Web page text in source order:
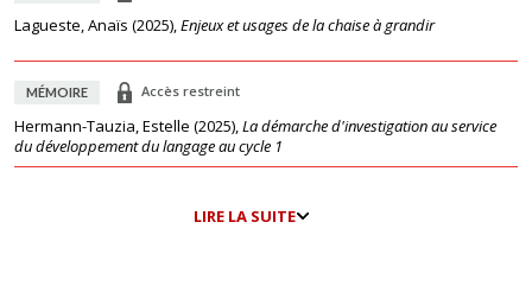
Lagueste, Anaïs (2025),Enjeux et usages de la chaise à grandir
MÉMOIRE Accès restreint
Hermann-Tauzia, Estelle (2025),La démarche d'investigation au service
du développement du langage au cycle 1
LIRE LA SUITE